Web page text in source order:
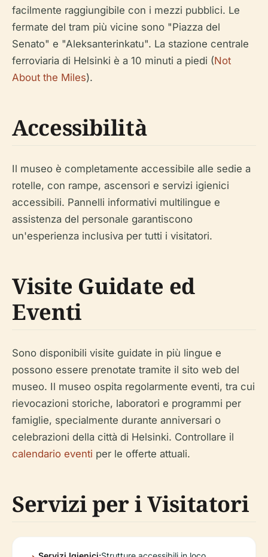
facilmente raggiungibile con i mezzi pubblici. Le
fermate del tram più vicine sono "Piazza del
Senato" e "Aleksanterinkatu". La stazione centrale
ferroviaria di Helsinki è a 10 minuti a piedi (Not
About the Miles).
Accessibilità
Il museo è completamente accessibile alle sedie a
rotelle, con rampe, ascensori e servizi igienici
accessibili. Pannelli informativi multilingue e
assistenza del personale garantiscono
un'esperienza inclusiva per tutti i visitatori.
Visite Guidate ed
Eventi
Sono disponibili visite guidate in più lingue e
possono essere prenotate tramite il sito web del
museo. Il museo ospita regolarmente eventi, tra cui
rievocazioni storiche, laboratori e programmi per
famiglie, specialmente durante anniversari o
celebrazioni della città di Helsinki. Controllare il
calendario eventi per le offerte attuali.
Servizi per i Visitatori